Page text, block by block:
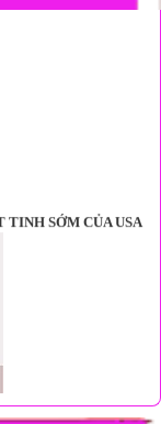
SỚM CỦA USA
- Win’skin Day